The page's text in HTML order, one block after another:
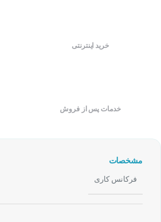
خرید اینترنتی
خدمات پس از فروش
مشخصات
فرکانس کاری